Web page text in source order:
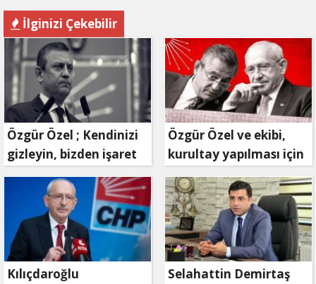
İlginizi Çekebilir
Özgür Özel ; Kendinizi
gizleyin, bizden işaret
bekleyin
Özgür Özel ve ekibi,
kurultay yapılması için
mahkemeye
başvuruyor
Kılıçdaroğlu
Selahattin Demirtaş